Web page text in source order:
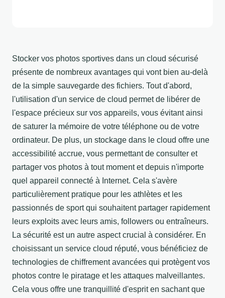
Stocker vos photos sportives dans un cloud sécurisé
présente de nombreux avantages qui vont bien au-delà
de la simple sauvegarde des fichiers. Tout d'abord,
l'utilisation d'un service de cloud permet de libérer de
l'espace précieux sur vos appareils, vous évitant ainsi
de saturer la mémoire de votre téléphone ou de votre
ordinateur. De plus, un stockage dans le cloud offre une
accessibilité accrue, vous permettant de consulter et
partager vos photos à tout moment et depuis n'importe
quel appareil connecté à Internet. Cela s'avère
particulièrement pratique pour les athlètes et les
passionnés de sport qui souhaitent partager rapidement
leurs exploits avec leurs amis, followers ou entraîneurs.
La sécurité est un autre aspect crucial à considérer. En
choisissant un service cloud réputé, vous bénéficiez de
technologies de chiffrement avancées qui protègent vos
photos contre le piratage et les attaques malveillantes.
Cela vous offre une tranquillité d'esprit en sachant que